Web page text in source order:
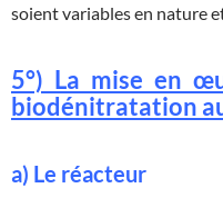
soient variables en nature
5°) La mise en
biodénitratation
a) Le réacteur